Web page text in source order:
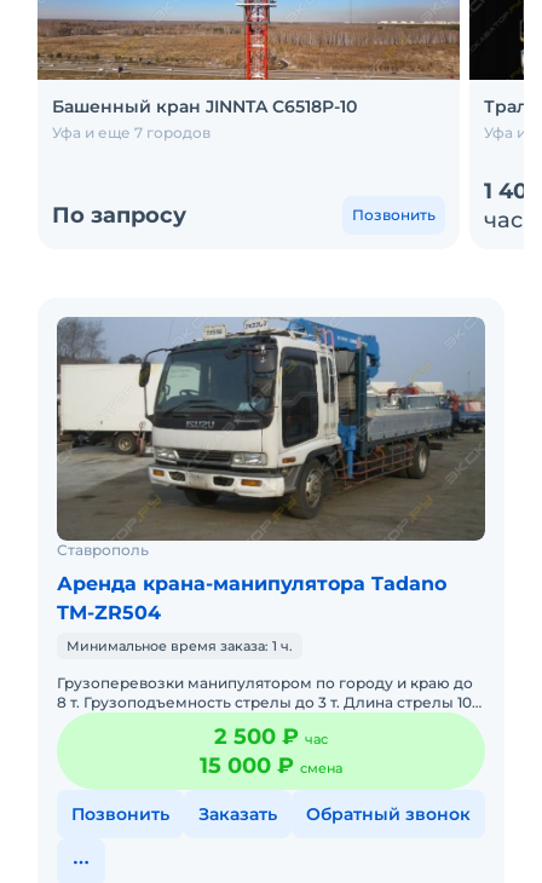
Башенный кран JINNTA C6518P-10
Уфа и еще 7 городов
По запросу Позвонить
Трал
Уфа и
1
час
Ставрополь
Аренда крана-манипулятора Tadano
TM-ZR504
Минимальное время заказа: 1 ч.
Грузоперевозки манипулятором по городу и краю до
8 т. Грузоподъемность стрелы до 3 т. Длина стрелы 10
м. Максимальная длина перевозимого груза 7 м.
Размеры борт
2 500 ₽ час
15 000 ₽ смена
Позвонить Заказать Обратный звонок